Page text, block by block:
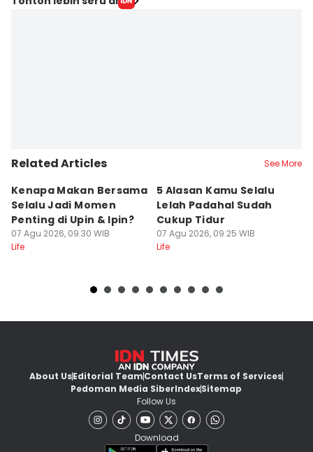
Related Articles See More
Kenapa Makan Bersama
Selalu Jadi Momen
Penting di Upin & Ipin?
07 Agu 2026, 09:30 WIB
Life
5 Alasan Kamu Selalu
Lelah Padahal Sudah
Cukup Tidur
07 Agu 2026, 09:25 WIB
Life
About UsEditorial TeamContact UsTerms of Services
Pedoman Media SiberIndexSitemap
Follow Us
Download